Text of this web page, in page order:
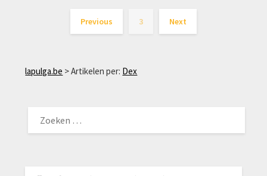
Previous 3 Next
lapulga.be >Artikelen per: Dex
NAAR: